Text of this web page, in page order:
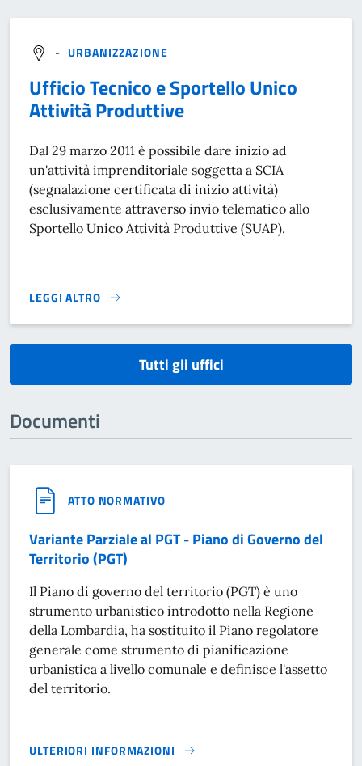
- URBANIZZAZIONE
Ufficio Tecnico e Sportello Unico
Attività Produttive
Dal 29 marzo 2011 è possibile dare inizio ad
un'attività imprenditoriale soggetta a SCIA
(segnalazione certificata di inizio attività)
esclusivamente attraverso invio telematico allo
Sportello Unico Attività Produttive (SUAP).
LEGGI ALTRO
}
Tutti gli uffici
Documenti
ATTO NORMATIVO
Variante Parziale al PGT - Piano di Governo del
Territorio (PGT)
Il Piano di governo del territorio (PGT) è uno
strumento urbanistico introdotto nella Regione
della Lombardia, ha sostituito il Piano regolatore
generale come strumento di pianificazione
urbanistica a livello comunale e definisce l'assetto
del territorio.
ULTERIORI INFORMAZIONI
VARIANTE PARZIALE AL PGT - PIANO DI GOVERNO DEL